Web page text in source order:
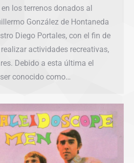
los terrenos donados al
González de Hontaneda
Diego Portales, con el fin de
actividades recreativas,
Debido a esta última el
conocido como…